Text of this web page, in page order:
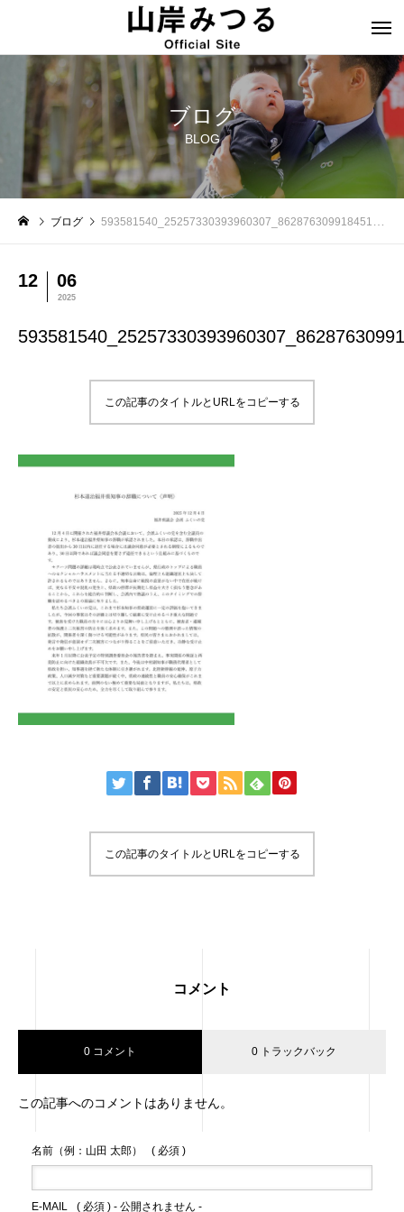
ブログ
BLOG
ブログ 593581540_25257330393960307_8628763099184512836_n
12 06
2025
この記事のタイトルとURLをコピーする
この記事のタイトルとURLをコピーする
コメント
0 コメント 0 トラックバック
この記事へのコメントはありません。
名前（例：山田 太郎） ( 必須 )
E-MAIL ( 必須 ) - 公開されません -